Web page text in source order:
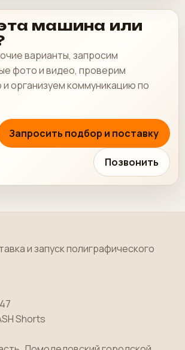
машина или
варианты, запросим
фото и видео, проверим
организуем коммуникацию по
Запросить подбор и поставку
Позвонить
и запуск полиграфического
Shorts